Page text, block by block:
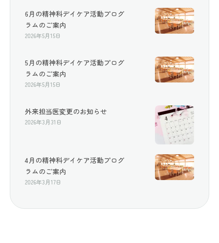
6月の精神科デイケア活動プログ
ラムのご案内
2026年5月15日
5月の精神科デイケア活動プログ
ラムのご案内
2026年5月15日
外来担当医変更のお知らせ
2026年3月31日
4月の精神科デイケア活動プログ
ラムのご案内
2026年3月17日